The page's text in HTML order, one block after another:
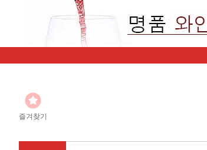
즐겨찾기